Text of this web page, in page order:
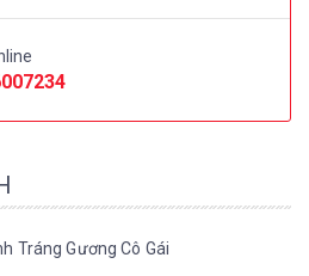
Tráng Gương Cô Gái